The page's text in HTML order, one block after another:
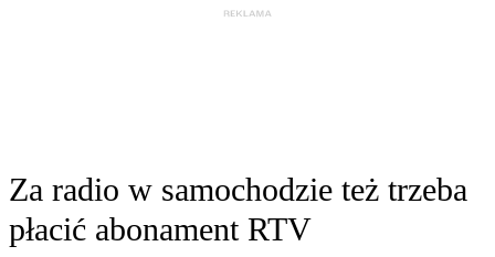
Za radio w samochodzie też trzeba
płacić abonament RTV